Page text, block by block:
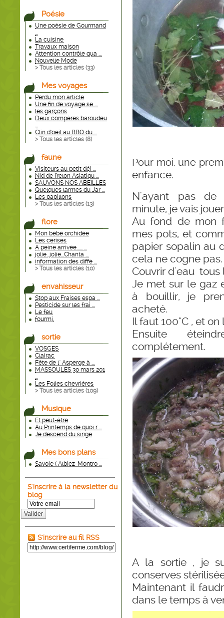
Poésie
Une poésie de Gourmand
...
La cuisine
Travaux maison
Attention contrôle qua ...
Nouvelle Mode
> Tous les articles (33)
Mes voyages
Perdu mon article
Une fin de voyage se ...
les garçons
Deux compères baroudeu
...
Clin d'oeil au BBQ du ...
> Tous les articles (8)
faune
Visiteurs au petit déj ...
Nid de frelon Asiatiqu ...
SAUVONS NOS ABEILLES
Quelques larmes du Jar ...
Les papillons
> Tous les articles (13)
flore
Mon bébé orchidée
Les cerises
A peine arrivée...... ...
jolie...jolie...Chanta ...
information des diffé ...
> Tous les articles (10)
envahisseur
Stop aux Fraises espa ...
Pesticide sur les frai ...
Le feu
fourmi,
sortie
VOSGES
Clairac
Fête de l" Asperge à ...
MASSOULES 30 mars 201
...
Les Folies chevriéres
> Tous les articles (109)
Musique
Et peut-être
Au Printemps de quoi r ...
Je descend du singe
Mes bons plans
Savoie ( Albiez-Montro ...
S'inscrire à la newsletter du
blog
Valider
S'inscrire au fil RSS
Pour moi, une
enfance.
N'ayant pas de
minute, je vais
Au fond de mon
mes pots, et
papier sopalin au
cela ne cogne pas.
Couvrir d'eau tous
Je met sur le gaz
à bouillir, je
acheté.
Il faut 100°C , et
Ensuite
complétement.
A la sortie , je
conserves
Maintenant il
dans le temps à